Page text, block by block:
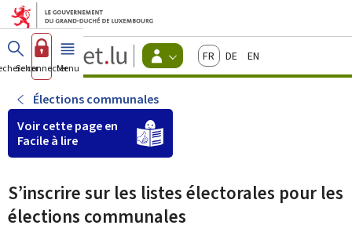
Aller au menu principal
Aller au contenu
Guichet.lu
Changer
d'espace
Menu
FrançaisDeutschEnglish
Se connecterMenu principal
Élections communales
Voir cette page en
Facile à lire
S’inscrire sur les listes électorales pour les
élections communales